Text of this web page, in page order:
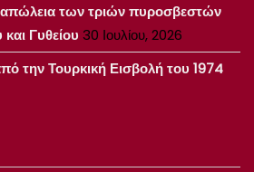
απώλεια των τριών πυροσβεστών
Γυθείου 30 Ιουλίου, 2026
την Τουρκική Εισβολή του 1974